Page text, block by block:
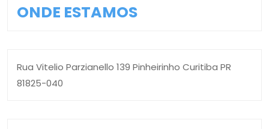
ONDE ESTAMOS
Rua Vitelio Parzianello 139 Pinheirinho Curitiba PR
81825-040